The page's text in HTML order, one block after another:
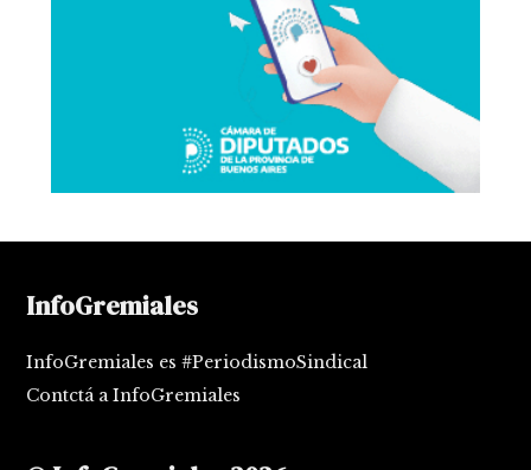
InfoGremiales
InfoGremiales es #PeriodismoSindical
Contctá a InfoGremiales